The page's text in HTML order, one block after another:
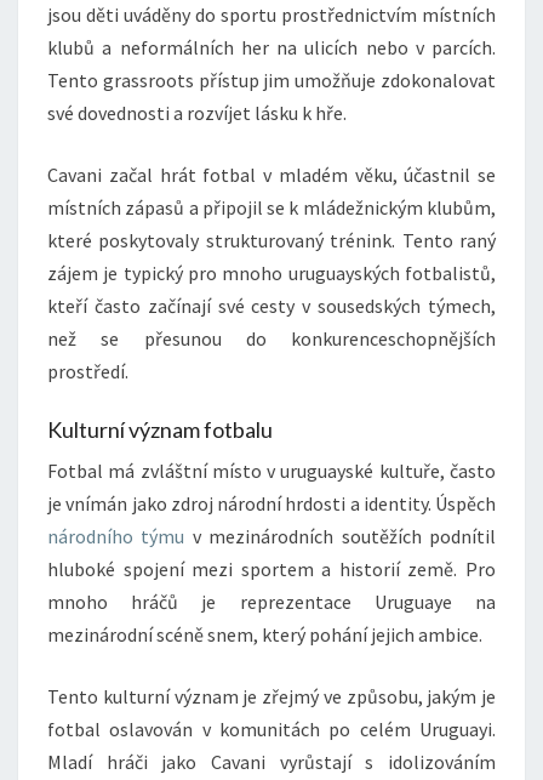
jsou děti uváděny do sportu prostřednictvím místních
klubů a neformálních her na ulicích nebo v parcích.
Tento grassroots přístup jim umožňuje zdokonalovat
své dovednosti a rozvíjet lásku k hře.
Cavani začal hrát fotbal v mladém věku, účastnil se
místních zápasů a připojil se k mládežnickým klubům,
které poskytovaly strukturovaný trénink. Tento raný
zájem je typický pro mnoho uruguayských fotbalistů,
kteří často začínají své cesty v sousedských týmech,
než se přesunou do konkurenceschopnějších
prostředí.
Kulturní význam fotbalu
Fotbal má zvláštní místo v uruguayské kultuře, často
je vnímán jako zdroj národní hrdosti a identity. Úspěch
národního týmu v mezinárodních soutěžích podnítil
hluboké spojení mezi sportem a historií země. Pro
mnoho hráčů je reprezentace Uruguaye na
mezinárodní scéně snem, který pohání jejich ambice.
Tento kulturní význam je zřejmý ve způsobu, jakým je
fotbal oslavován v komunitách po celém Uruguayi.
Mladí hráči jako Cavani vyrůstají s idolizováním